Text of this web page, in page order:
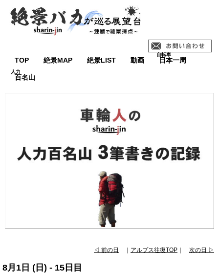
TOP 絶景MAP 絶景LIST 動画 日本一周
百名山
◁ 前の日 ｜ アルプス往復TOP ｜ 次の日 ▷
8月1日 (日) - 15日目